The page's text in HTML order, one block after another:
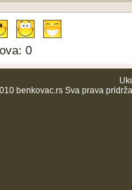
0
benkovac.rs Sva prava